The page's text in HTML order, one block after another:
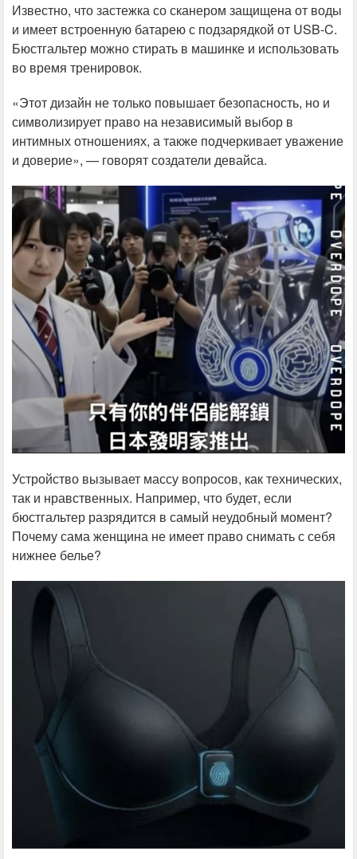
Известно, что застежка со сканером защищена от воды
и имеет встроенную батарею с подзарядкой от USB-C.
Бюстгальтер можно стирать в машинке и использовать
во время тренировок.
«Этот дизайн не только повышает безопасность, но и
символизирует право на независимый выбор в
интимных отношениях, а также подчеркивает уважение
и доверие», — говорят создатели девайса.
Устройство вызывает массу вопросов, как технических,
так и нравственных. Например, что будет, если
бюстгальтер разрядится в самый неудобный момент?
Почему сама женщина не имеет право снимать с себя
нижнее белье?